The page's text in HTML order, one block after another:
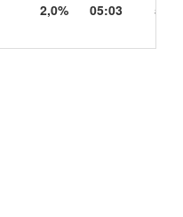
2,0% 05:03